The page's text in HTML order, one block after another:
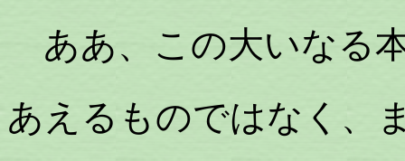
ああ、この大いなる
あえるものではなく、